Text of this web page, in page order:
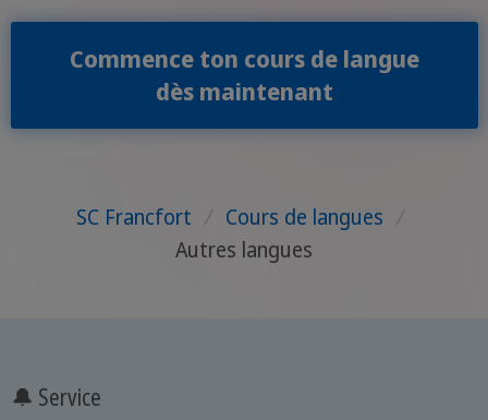
Commence ton cours de langue
dès maintenant
SC Francfort / Cours de langues /
Autres langues
🔔 Service